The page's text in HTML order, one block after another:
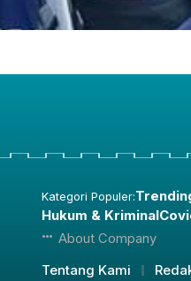
Kategori Populer:
Hukum & Kriminal
About Company
Tentang Kami